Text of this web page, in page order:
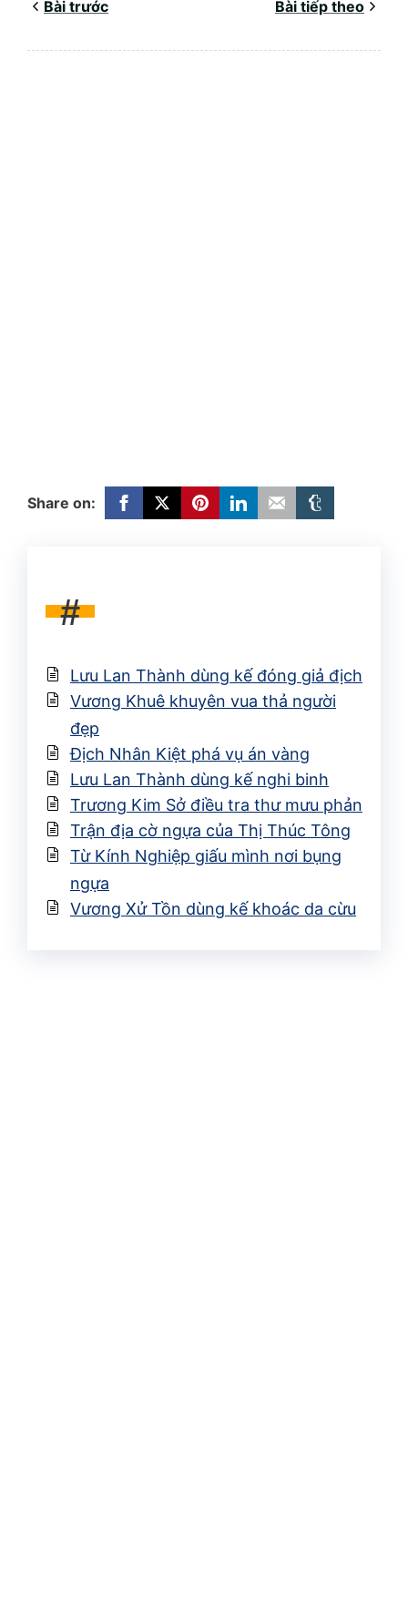
Share on:
#
Lưu Lan Thành dùng kế đóng giả địch
Vương Khuê khuyên vua thả người
đẹp
Địch Nhân Kiệt phá vụ án vàng
Lưu Lan Thành dùng kế nghi binh
Trương Kim Sở điều tra thư mưu phản
Trận địa cờ ngựa của Thị Thúc Tông
Từ Kính Nghiệp giấu mình nơi bụng
ngựa
Vương Xử Tồn dùng kế khoác da cừu